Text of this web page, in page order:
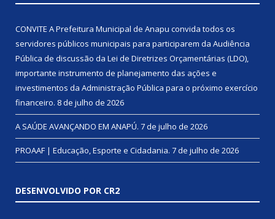
CONVITE A Prefeitura Municipal de Anapu convida todos os
servidores públicos municipais para participarem da Audiência
Pública de discussão da Lei de Diretrizes Orçamentárias (LDO),
importante instrumento de planejamento das ações e
investimentos da Administração Pública para o próximo exercício
financeiro. 8 de julho de 2026
A SAÚDE AVANÇANDO EM ANAPÚ. 7 de julho de 2026
PROAAF | Educação, Esporte e Cidadania. 7 de julho de 2026
DESENVOLVIDO POR CR2